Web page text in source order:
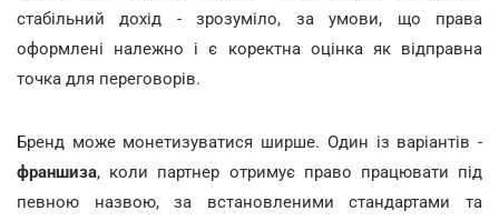
стабільний дохід - зрозуміло, за умови, що права
оформлені належно і є коректна оцінка як відправна
точка для переговорів.
Бренд може монетизуватися ширше. Один із варіантів -
франшиза, коли партнер отримує право працювати під
певною назвою, за встановленими стандартами та